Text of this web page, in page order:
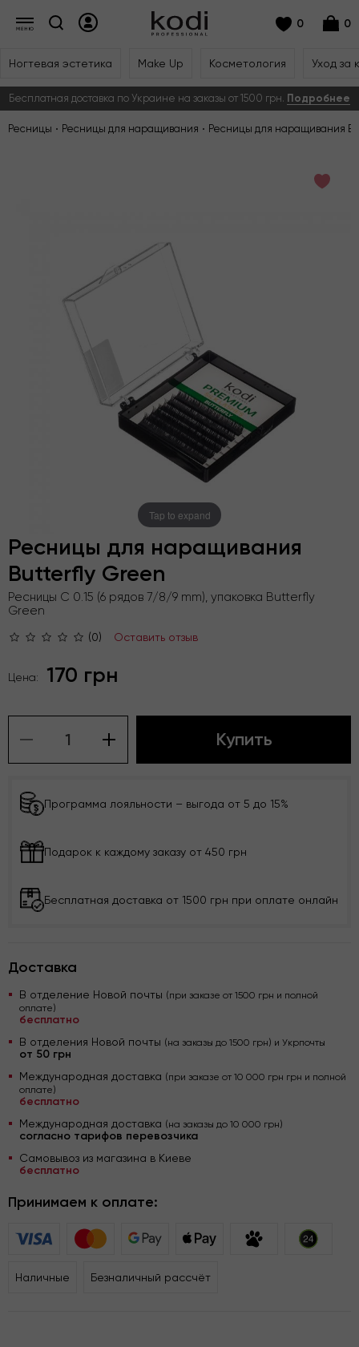
0 0
Ногтевая эстетика Make Up Косметология Уход за
Бесплатная доставка по Украине на заказы от 1500 грн. Подробнее
Ресницы Ресницы для наращивания Ресницы для наращивания
Tap to expand
Ресницы для наращивания
Butterfly Green
Ресницы C 0.15 (6 рядов 7/8/9 mm), упаковка Butterfly
Green
(0) Оставить отзыв
Цена: 170 грн
Купить
Программа лояльности – выгода от 5 до 15%
Подарок к каждому заказу от 450 грн
Бесплатная доставка от 1500 грн при оплате онлайн
Доставка
В отделение Новой почты (при заказе от 1500 грн и полной
оплате)
бесплатно
В отделения Новой почты (на заказы до 1500 грн) и Укрпочты
от 50 грн
Международная доставка (при заказе от 10 000 грн грн и полной
оплате)
бесплатно
Международная доставка (на заказы до 10 000 грн)
согласно тарифов перевозчика
Самовывоз из магазина в Киеве
бесплатно
Принимаем к оплате:
Наличные Безналичный рассчёт